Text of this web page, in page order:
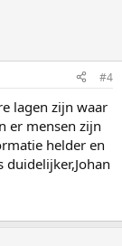
#4
lagen zijn waar
er mensen zijn
helder en